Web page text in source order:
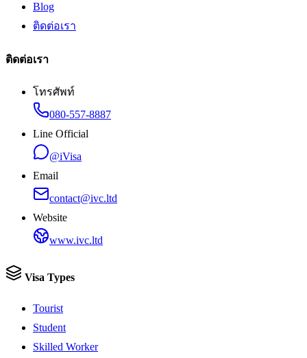
Blog
ติดต่อเรา
ติดต่อเรา
โทรศัพท์
080-557-8887
Line Official
@iVisa
Email
contact@ivc.ltd
Website
www.ivc.ltd
Visa Types
Tourist
Student
Skilled Worker